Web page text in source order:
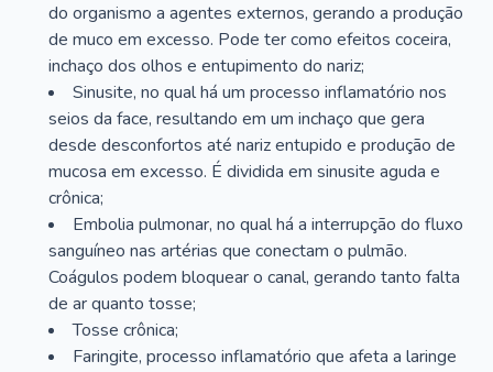
do organismo a agentes externos, gerando a produção
de muco em excesso. Pode ter como efeitos coceira,
inchaço dos olhos e entupimento do nariz;
Sinusite, no qual há um processo inflamatório nos
seios da face, resultando em um inchaço que gera
desde desconfortos até nariz entupido e produção de
mucosa em excesso. É dividida em sinusite aguda e
crônica;
Embolia pulmonar, no qual há a interrupção do fluxo
sanguíneo nas artérias que conectam o pulmão.
Coágulos podem bloquear o canal, gerando tanto falta
de ar quanto tosse;
Tosse crônica;
Faringite, processo inflamatório que afeta a laringe